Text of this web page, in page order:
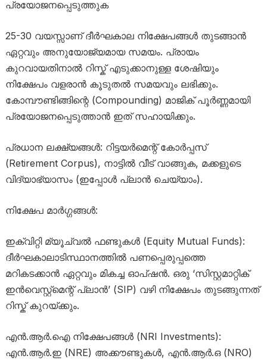
പ്രയോജനപ്പെടുത്തുക
25-30 വയസ്സാണ് ദീർഘകാല നിക്ഷേപങ്ങൾ തുടങ്ങാൻ
ഏറ്റവും അനുയോജ്യമായ സമയം. പ്രായം
കുറവായതിനാൽ റിസ്ക് എടുക്കാനുള്ള ശേഷിയും
നിക്ഷേപം വളരാൻ കൂടുതൽ സമയവും ലഭിക്കും.
കോമ്പൗണ്ടിങ്ങിന്റെ (Compounding) മാജിക് പൂർണ്ണമായി
പ്രയോജനപ്പെടുത്താൻ ഇത് സഹായിക്കും.
പ്രധാന ലക്ഷ്യങ്ങൾ: റിട്ടയർമെന്റ് കോർപ്പസ്
(Retirement Corpus), നാട്ടിൽ വീട് വാങ്ങുക, മക്കളുടെ
വിദ്യാഭ്യാസം (ഇപ്പോൾ പ്ലാൻ ചെയ്യാം).
നിക്ഷേപ മാർഗ്ഗങ്ങൾ:
ഇക്വിറ്റി മ്യൂച്വൽ ഫണ്ടുകൾ (Equity Mutual Funds):
ദീർഘകാലാടിസ്ഥാനത്തിൽ പണപ്പെരുപ്പത്തെ
മറികടക്കാൻ ഏറ്റവും മികച്ച ഓപ്ഷൻ. ഒരു ‘സിസ്റ്റമാറ്റിക്
ഇൻവെസ്റ്റ്‌മെന്റ് പ്ലാൻ’ (SIP) വഴി നിക്ഷേപം തുടങ്ങുന്നത്
റിസ്ക് കുറയ്ക്കും.
എൻ.ആർ.ഐ നിക്ഷേപങ്ങൾ (NRI Investments):
എൻ.ആർ.ഇ (NRE) അക്കൗണ്ടുകൾ, എൻ.ആർ.ഒ (NRO)